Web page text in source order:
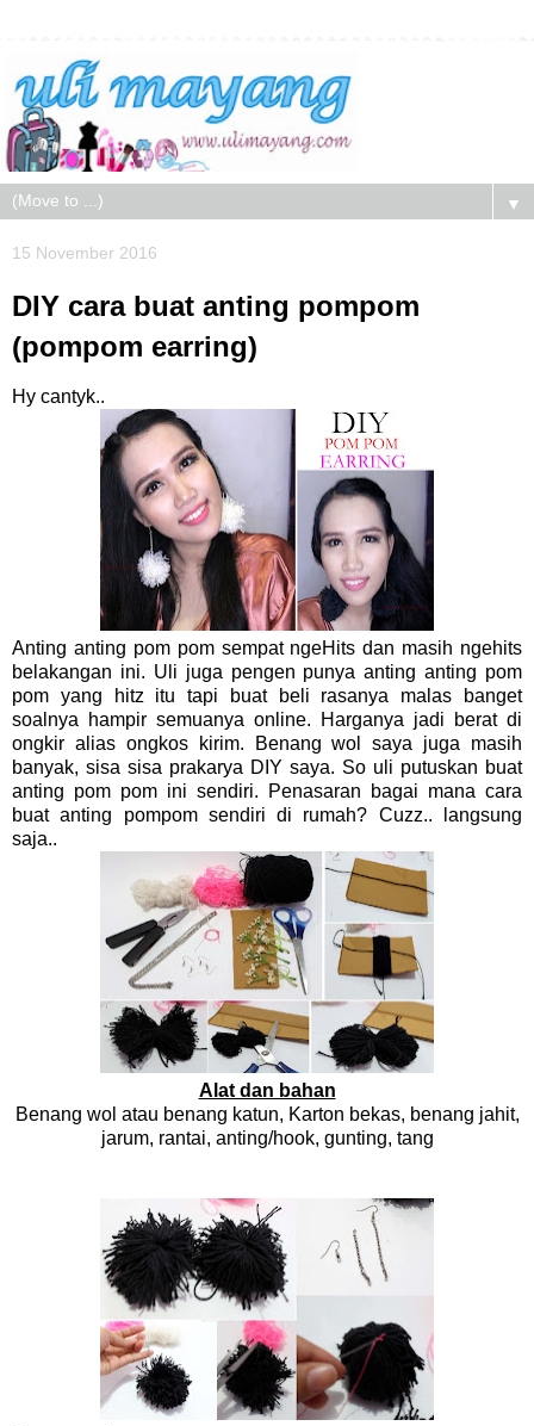
▼
15 November 2016
DIY cara buat anting pompom
(pompom earring)
Hy cantyk..
Anting anting pom pom sempat ngeHits dan masih ngehits
belakangan ini. Uli juga pengen punya anting anting pom
pom yang hitz itu tapi buat beli rasanya malas banget
soalnya hampir semuanya online. Harganya jadi berat di
ongkir alias ongkos kirim. Benang wol saya juga masih
banyak, sisa sisa prakarya DIY saya. So uli putuskan buat
anting pom pom ini sendiri. Penasaran bagai mana cara
buat anting pompom sendiri di rumah? Cuzz.. langsung
saja..
Alat dan bahan
Benang wol atau benang katun, Karton bekas, benang jahit,
jarum, rantai, anting/hook, gunting, tang